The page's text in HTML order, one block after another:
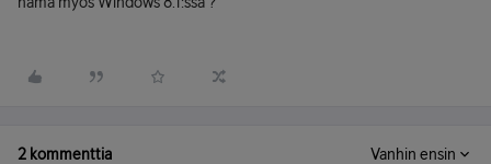
2 kommenttia Vanhin ensin